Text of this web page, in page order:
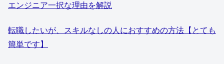
エンジニア一択な理由を解説
転職したいが、スキルなしの人におすすめの方法【とても
簡単です】